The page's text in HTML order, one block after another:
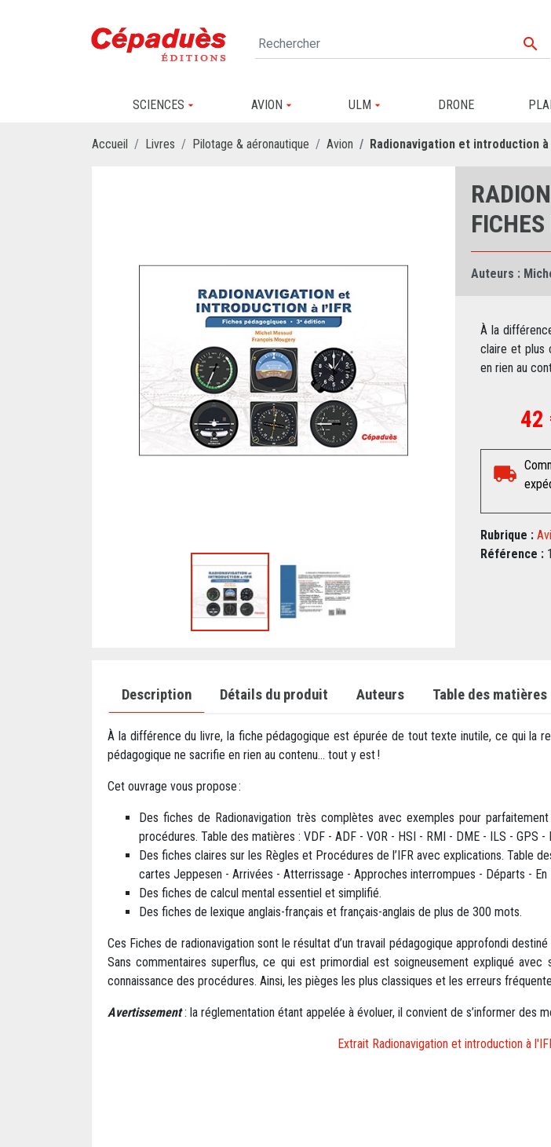

SCIENCES AVION ULM DRONE
Accueil Livres Pilotage & aéronautique Avion Radionavigation et introduction
Auteurs :
À la
claire et plus
en rien au
42
Rubrique :
Référence :
Description Détails du produit Auteurs Table des matières
À la différence du livre, la fiche pédagogique est épurée de tout texte inutile, ce qui la
pédagogique ne sacrifie en rien au contenu… tout y est !
Cet ouvrage vous propose :
Des fiches de Radionavigation très complètes avec exemples pour
procédures. Table des matières : VDF - ADF - VOR - HSI - RMI - DME - ILS - GPS
Des fiches claires sur les Règles et Procédures de l’IFR avec explications.
cartes Jeppesen - Arrivées - Atterrissage - Approches interrompues - Départs - En
Des fiches de calcul mental essentiel et simplifié.
Des fiches de lexique anglais-français et français-anglais de plus de 300 mots.
Ces Fiches de radionavigation sont le résultat d’un travail pédagogique approfondi
Sans commentaires superflus, ce qui est primordial est soigneusement expliqué
connaissance des procédures. Ainsi, les pièges les plus classiques et les erreurs
Avertissement: la réglementation étant appelée à évoluer, il convient de s’informer des
Extrait Radionavigation et introduction à